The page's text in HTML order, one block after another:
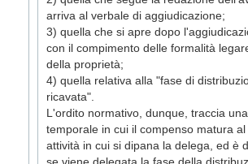
arriva al verbale di aggiudicazione;
3) quella che si apre dopo
con il compimento delle formalità
della proprietà;
4) quella relativa alla "fase di
ricavata".
L'ordito normativo, dunque, traccia
temporale in cui il compenso matura
attività in cui si dipana la delega, ed è